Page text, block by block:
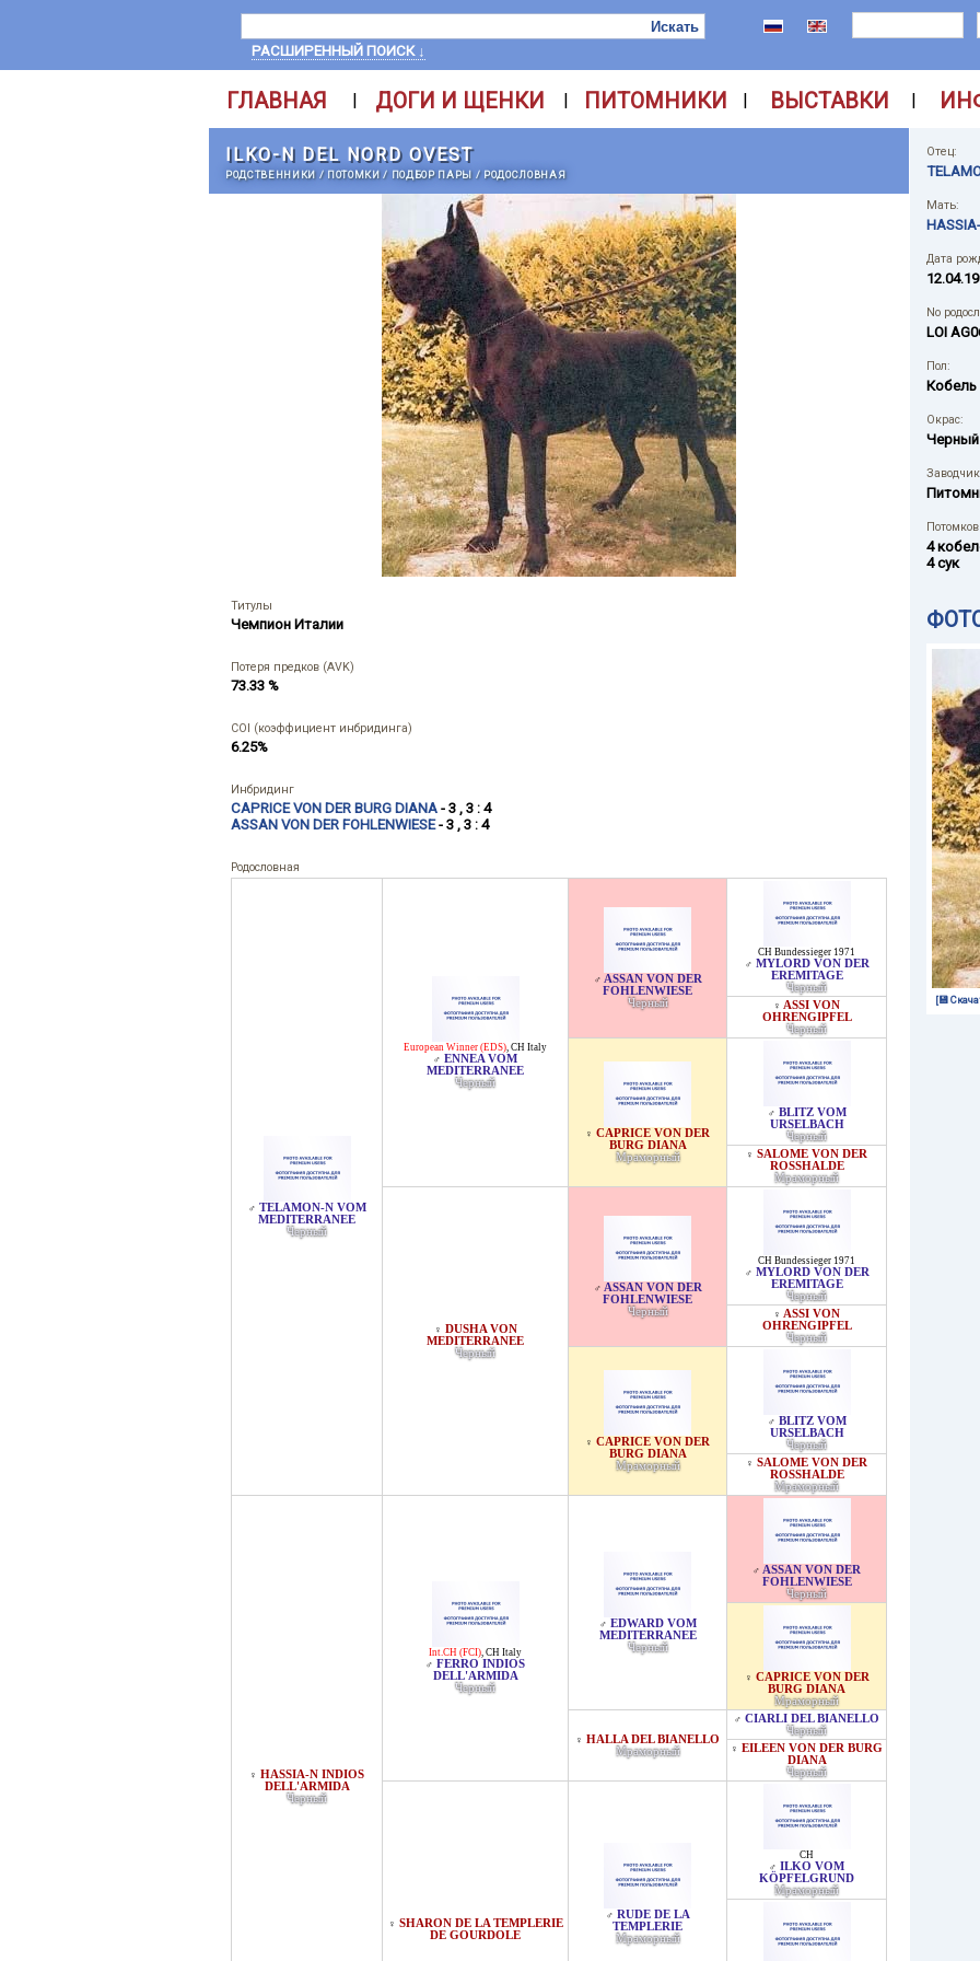
РАСШИРЕННЫЙ ПОИСК ↓
ГЛАВНАЯ | ДОГИ И ЩЕНКИ | ПИТОМНИКИ | ВЫСТАВКИ |
ILKO-N DEL NORD OVEST
РОДСТВЕННИКИ / ПОТОМКИ/ ПОДБОР ПАРЫ / РОДОСЛОВНАЯ
Титулы
Чемпион Италии
Потеря предков (AVK)
73.33 %
COI (коэффициент инбридинга)
6.25%
Инбридинг
CAPRICE VON DER BURG DIANA - 3 , 3 : 4
ASSAN VON DER FOHLENWIESE- 3 , 3 : 4
Родословная
♂ TELAMON-N VOM
MEDITERRANEE
Черный
European Winner (EDS), CH Italy
♂ ENNEA VOM
MEDITERRANEE
Черный
♂ ASSAN VON DER
FOHLENWIESE
Черный
CH Bundessieger 1971
♂ MYLORD VON DER
EREMITAGE
Черный
♀ ASSI VON
OHRENGIPFEL
Черный
♀ CAPRICE VON DER
BURG DIANA
Мраморный
♂ BLITZ VOM
URSELBACH
Черный
♀ SALOME VON DER
ROSSHALDE
Мраморный
♀ DUSHA VON
MEDITERRANEE
Черный
♂ ASSAN VON DER
FOHLENWIESE
Черный
CH Bundessieger 1971
♂ MYLORD VON DER
EREMITAGE
Черный
♀ ASSI VON
OHRENGIPFEL
Черный
♀ CAPRICE VON DER
BURG DIANA
Мраморный
♂ BLITZ VOM
URSELBACH
Черный
♀ SALOME VON DER
ROSSHALDE
Мраморный
♀ HASSIA-N INDIOS
DELL'ARMIDA
Черный
Int.CH (FCI), CH Italy
♂ FERRO INDIOS
DELL'ARMIDA
Черный
♂ EDWARD VOM
MEDITERRANEE
Черный
♂ ASSAN VON DER
FOHLENWIESE
Черный
♀ CAPRICE VON DER
BURG DIANA
Мраморный
♀ HALLA DEL BIANELLO
Мраморный
♂ CIARLI DEL BIANELLO
Черный
♀ EILEEN VON DER BURG
DIANA
Черный
♀ SHARON DE LA TEMPLERIE
DE GOURDOLE
♂ RUDE DE LA
TEMPLERIE
Мраморный
CH
♂ ILKO VOM
KÖPFELGRUND
Мраморный
Отец:
Мать:
Дата
No
LOI
Пол:
Кобель
Окрас:
Черный
4
4 сук
[💾